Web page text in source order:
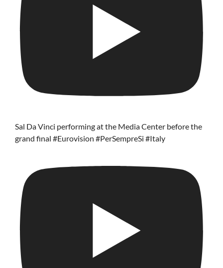
Sal Da Vinci performing at the Media Center before the
grand final #Eurovision #PerSempreSi #Italy